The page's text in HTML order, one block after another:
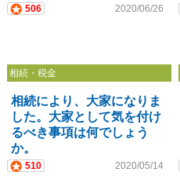
506 2020/06/26
相続・税金
相続により、大家になりま
した。大家として気を付け
るべき事項は何でしょう
か。
510 2020/05/14